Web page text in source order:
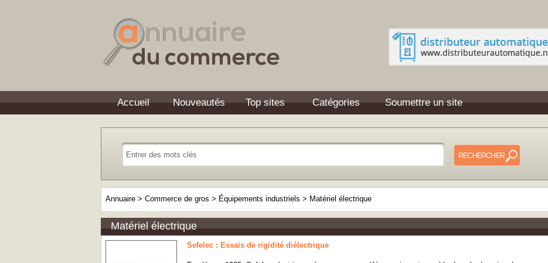
Accueil Nouveautés Top sites Catégories Soumettre un site
Annuaire > Commerce de gros > Équipements industriels > Matériel électrique
Matériel électrique
Sefelec : Essais de rigidité diélectrique